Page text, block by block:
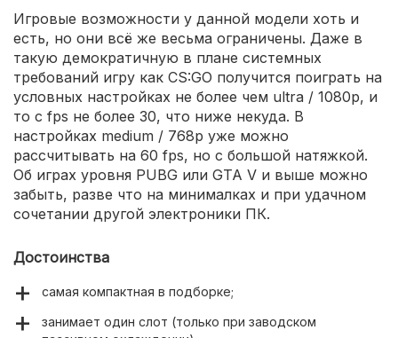
Игровые возможности у данной модели хоть и
есть, но они всё же весьма ограничены. Даже в
такую демократичную в плане системных
требований игру как CS:GO получится поиграть на
условных настройках не более чем ultra / 1080p, и
то с fps не более 30, что ниже некуда. В
настройках medium / 768p уже можно
рассчитывать на 60 fps, но с большой натяжкой.
Об играх уровня PUBG или GTA V и выше можно
забыть, разве что на минималках и при удачном
сочетании другой электроники ПК.
Достоинства
самая компактная в подборке;
занимает один слот (только при заводском